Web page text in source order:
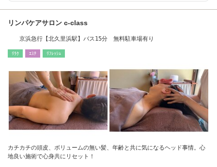
リンパケアサロン c-class
京浜急行【北久里浜駅】バス15分 無料駐車場有り
ﾘﾗｸ ｴｽﾃ ﾘﾌﾚｯｼｭ
カチカチの頭皮、ボリュームの無い髪、年齢と共に気になるヘッド事情。心
地良い施術で心身共にリセット！